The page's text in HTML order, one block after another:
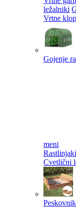
ležalniki
Vrtne
Gojenje
meni
Cvetlični